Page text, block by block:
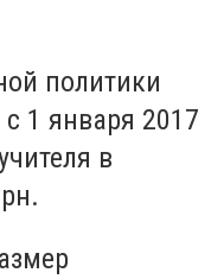
политики
1 января 2017
в